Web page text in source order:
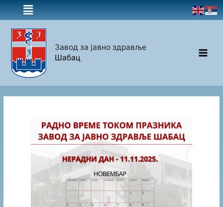
Завод за јавно здравље
Шабац